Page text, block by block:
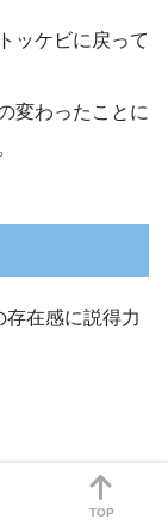
ッケビに戻って
変わったことに
在感に説得力
くキレのある情
TOP